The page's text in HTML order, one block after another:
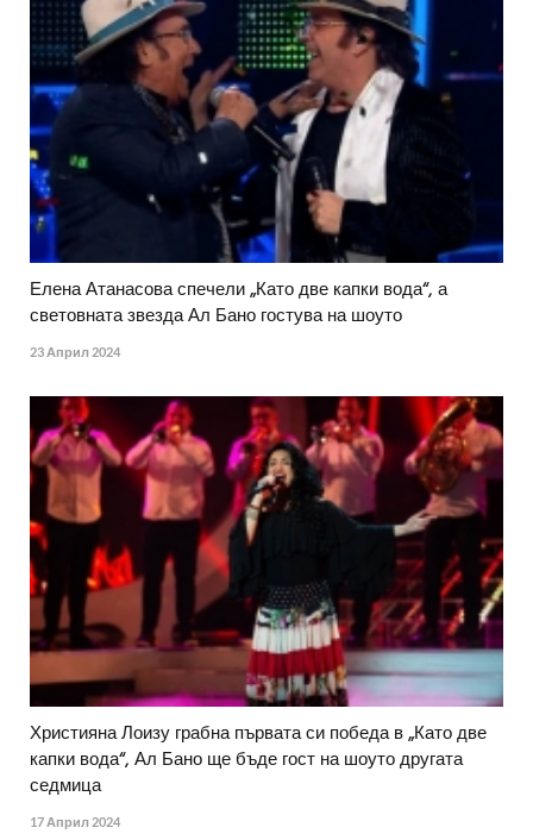
Елена Атанасова спечели „Като две капки вода“, а
световната звезда Ал Бано гостува на шоуто
23 Април 2024
Християна Лоизу грабна първата си победа в „Като две
капки вода“, Ал Бано ще бъде гост на шоуто другата
седмица
17 Април 2024